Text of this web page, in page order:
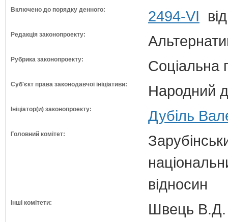
Включено до порядку денного: 2494-VI
Редакція законопроекту:
Рубрика законопроекту: Соціальна
Суб'єкт права законодавчої ініціативи: Народний
Ініціатор(и) законопроекту: Дубіль
Головний комітет:
відносин
Інші комітети:
Швець В.Д.